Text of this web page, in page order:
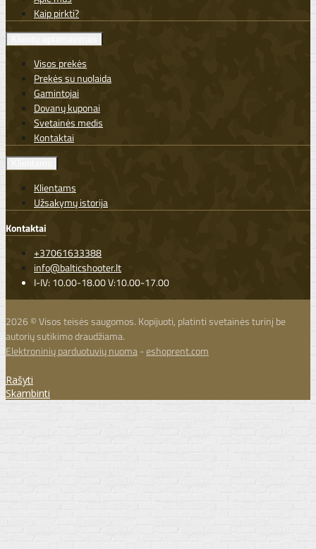
Kaip pirkti?
Visos prekės
Prekės su nuolaida
Gamintojai
Dovanų kuponai
Svetainės medis
Kontaktai
Klientams
Užsakymų istorija
Kontaktai
+37061633388
info@balticshooter.lt
I-IV: 10.00-18.00 V:10.00-17.00
2026 © Visos teisės saugomos. Kopijuoti, platinti svetainės turinį be
autorių sutikimo draudžiama.
Elektroninių parduotuvių nuoma-eshoprent.com
Rašyti
Skambinti